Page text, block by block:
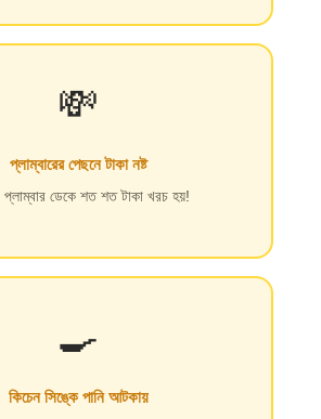
💸
প্লাম্বারের পেছনে টাকা নষ্ট
প্লাম্বার ডেকে শত শত টাকা খরচ হয়!
🍳
কিচেন সিঙ্কে পানি আটকায়